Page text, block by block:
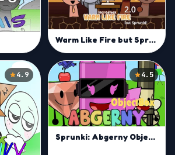
Warm Like Fire but Sprunki 2.0
4.9 4.5
Sprunki: Abgerny Objectbox